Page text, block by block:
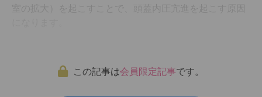
室の拡大）を起こすことで、頭蓋内圧亢進を起こす原因
この記事は会員限定記事です。